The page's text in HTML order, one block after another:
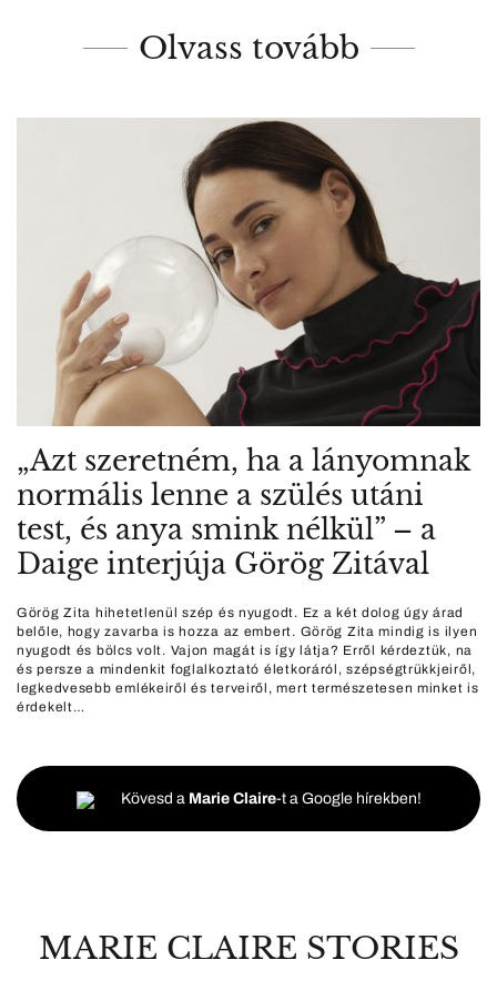
Olvass tovább
„Azt szeretném, ha a lányomnak
normális lenne a szülés utáni
test, és anya smink nélkül” – a
Daige interjúja Görög Zitával
Görög Zita hihetetlenül szép és nyugodt. Ez a két dolog úgy árad
belőle, hogy zavarba is hozza az embert. Görög Zita mindig is ilyen
nyugodt és bölcs volt. Vajon magát is így látja? Erről kérdeztük, na
és persze a mindenkit foglalkoztató életkoráról, szépségtrükkjeiről,
legkedvesebb emlékeiről és terveiről, mert természetesen minket is
érdekelt…
Kövesd a Marie Claire-t a Google hírekben!
MARIE CLAIRE STORIES